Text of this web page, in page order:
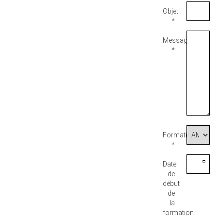
Objet
*
Message
*
Formation
*
Date
de
début
de
la
formation